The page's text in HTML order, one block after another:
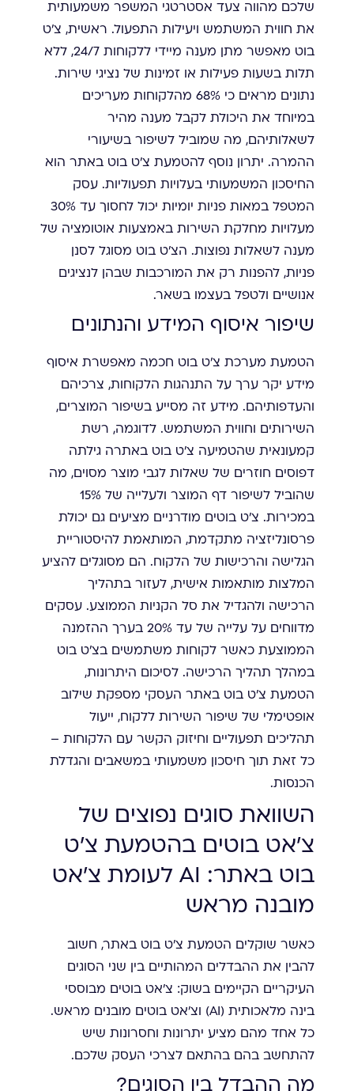
שלכם מהווה צעד אסטרטגי המשפר משמעותית
את חווית המשתמש ויעילות התפעול. ראשית, צ'ט
בוט מאפשר מתן מענה מיידי ללקוחות 24/7, ללא
תלות בשעות פעילות או זמינות של נציגי שירות.
נתונים מראים כי 68% מהלקוחות מעריכים
במיוחד את היכולת לקבל מענה מהיר
לשאלותיהם, מה שמוביל לשיפור בשיעורי
ההמרה. יתרון נוסף להטמעת צ'ט בוט באתר הוא
החיסכון המשמעותי בעלויות תפעוליות. עסק
המטפל במאות פניות יומיות יכול לחסוך עד 30%
מעלויות מחלקת השירות באמצעות אוטומציה של
מענה לשאלות נפוצות. הצ'ט בוט מסוגל לסנן
פניות, להפנות רק את המורכבות שבהן לנציגים
אנושיים ולטפל בעצמו בשאר.
שיפור איסוף המידע והנתונים
הטמעת מערכת צ'ט בוט חכמה מאפשרת איסוף
מידע יקר ערך על התנהגות הלקוחות, צרכיהם
והעדפותיהם. מידע זה מסייע בשיפור המוצרים,
השירותים וחווית המשתמש. לדוגמה, רשת
קמעונאית שהטמיעה צ'ט בוט באתרה גילתה
דפוסים חוזרים של שאלות לגבי מוצר מסוים, מה
שהוביל לשיפור דף המוצר ולעלייה של 15%
במכירות. צ'ט בוטים מודרניים מציעים גם יכולת
פרסונליזציה מתקדמת, המותאמת להיסטוריית
הגלישה והרכישות של הלקוח. הם מסוגלים להציע
המלצות מותאמות אישית, לעזור בתהליך
הרכישה ולהגדיל את סל הקניות הממוצע. עסקים
מדווחים על עלייה של עד 20% בערך ההזמנה
הממוצעת כאשר לקוחות משתמשים בצ'ט בוט
במהלך תהליך הרכישה. לסיכום היתרונות,
הטמעת צ'ט בוט באתר העסקי מספקת שילוב
אופטימלי של שיפור השירות ללקוח, ייעול
תהליכים תפעוליים וחיזוק הקשר עם הלקוחות –
כל זאת תוך חיסכון משמעותי במשאבים והגדלת
הכנסות.
השוואת סוגים נפוצים של
צ'אט בוטים בהטמעת צ'ט
בוט באתר: AI לעומת צ'אט
מובנה מראש
כאשר שוקלים הטמעת צ'ט בוט באתר, חשוב
להבין את ההבדלים המהותיים בין שני הסוגים
העיקריים הקיימים בשוק: צ'אט בוטים מבוססי
בינה מלאכותית (AI) וצ'אט בוטים מובנים מראש.
כל אחד מהם מציע יתרונות וחסרונות שיש
להתחשב בהם בהתאם לצרכי העסק שלכם.
מה ההבדל בין הסוגים?